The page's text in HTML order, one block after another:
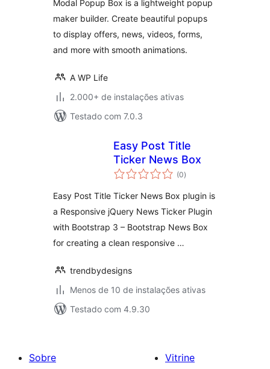
Modal Popup Box is a lightweight popup
maker builder. Create beautiful popups
to display offers, news, videos, forms,
and more with smooth animations.
A WP Life
2.000+ de instalações ativas
Testado com 7.0.3
Easy Post Title
Ticker News Box
(0total
de
)
Easy Post Title Ticker News Box plugin is
a Responsive jQuery News Ticker Plugin
with Bootstrap 3 – Bootstrap News Box
for creating a clean responsive …
trendbydesigns
Menos de 10 de instalações ativas
Testado com 4.9.30
Sobre
Vitrine